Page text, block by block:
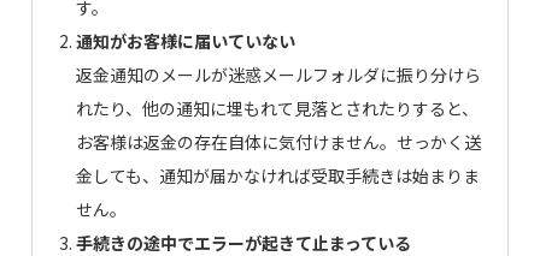
す。
通知がお客様に届いていない
返金通知のメールが迷惑メールフォルダに振り分けら
れたり、他の通知に埋もれて見落とされたりすると、
お客様は返金の存在自体に気付けません。せっかく送
金しても、通知が届かなければ受取手続きは始まりま
せん。
手続きの途中でエラーが起きて止まっている